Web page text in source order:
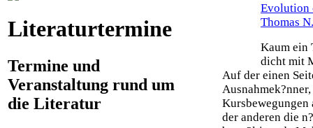
Literaturtermine
Termine und
Veranstaltung rund um
die Literatur
Evolution
Thomas
Kaum ein
dicht mit
Auf der einen
der anderen die